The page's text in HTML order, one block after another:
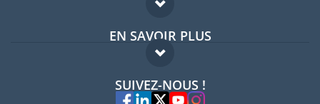
Forum expatriés
Guides pays
EN SAVOIR PLUS
FAQ
Experts
SUIVEZ-NOUS !